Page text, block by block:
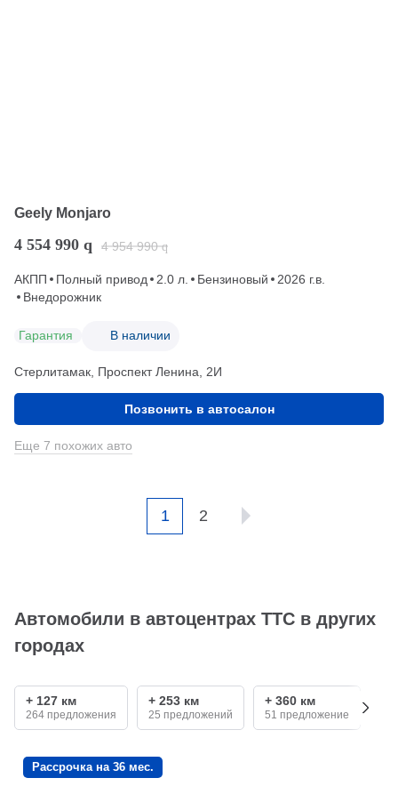
Geely Monjaro
4 554 990 q 4 954 990 q
АКПП Полный привод 2.0 л. Бензиновый
2026 г.в.
Внедорожник
Гарантия В наличии
Стерлитамак, Проспект Ленина, 2И
Позвонить в автосалон
Еще 7 похожих авто
1 2
Автомобили в автоцентрах ТТС в других
городах
+ 127 км
264 предложения
+ 253 км
25 предложений
+ 360 км
51 предложение
Рассрочка на 36 мес.